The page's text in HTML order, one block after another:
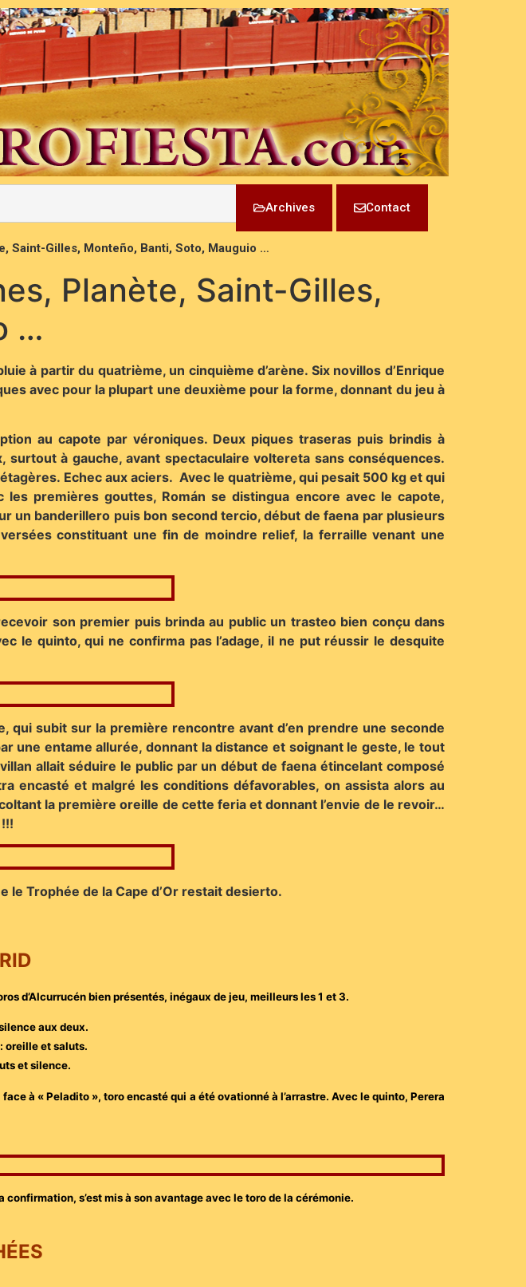
Archives Contact
Saint-Gilles, Monteño, Banti, Soto, Mauguio …
Planète, Saint-Gilles,
…
à partir du quatrième, un cinquième d’arène. Six novillos d’Enrique
avec pour la plupart une deuxième pour la forme, donnant du jeu à
au capote par véroniques. Deux piques traseras puis brindis à
à gauche, avant spectaculaire voltereta sans conséquences.
Echec aux aciers. Avec le quatrième, qui pesait 500 kg et qui
premières gouttes, Román se distingua encore avec le capote,
un banderillero puis bon second tercio, début de faena par plusieurs
constituant une fin de moindre relief, la ferraille venant une
son premier puis brinda au public un trasteo bien conçu dans
le quinto, qui ne confirma pas l’adage, il ne put réussir le desquite
qui subit sur la première rencontre avant d’en prendre une seconde
une entame allurée, donnant la distance et soignant le geste, le tout
allait séduire le public par un début de faena étincelant composé
encasté et malgré les conditions défavorables, on assista alors au
la première oreille de cette feria et donnant l’envie de le revoir…
le Trophée de la Cape d’Or restait desierto.
d’Alcurrucén bien présentés, inégaux de jeu, meilleurs les 1 et 3.
aux deux.
oreille et saluts.
et silence.
à « Peladito », toro encasté qui a été ovationné à l’arrastre. Avec le quinto, Perera
confirmation, s’est mis à son avantage avec le toro de la cérémonie.